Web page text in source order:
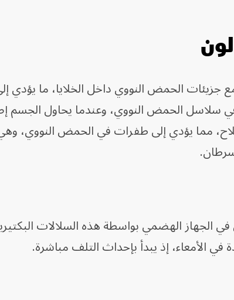
جزيئات الحمض النووي داخل الخلايا، ما يؤدي
الحمض النووي، وعندما يحاول الجسم
مما يؤدي إلى طفرات في الحمض النووي، وهي
في الجهاز الهضمي بواسطة هذه السلالات
في الأمعاء، إذ يبدأ بإحداث التلف مباشرة.